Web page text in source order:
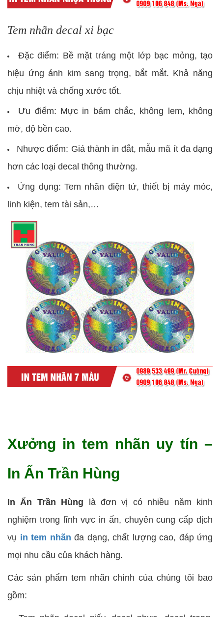
Tem nhãn decal xi bạc
Đặc điểm: Bề mặt tráng một lớp bạc mỏng, tạo
hiệu ứng ánh kim sang trọng, bắt mắt. Khả năng
chịu nhiệt và chống xước tốt.
Ưu điểm: Mực in bám chắc, không lem, không
mờ, độ bền cao.
Nhược điểm: Giá thành in đắt, mẫu mã ít đa dạng
hơn các loại decal thông thường.
Ứng dụng: Tem nhãn điện tử, thiết bị máy móc,
linh kiện, tem tài sản,…
Xưởng in tem nhãn uy tín –
In Ấn Trần Hùng
In Ấn Trần Hùng là đơn vị có nhiều năm kinh
nghiệm trong lĩnh vực in ấn, chuyên cung cấp dịch
vụ in tem nhãn đa dạng, chất lượng cao, đáp ứng
mọi nhu cầu của khách hàng.
Các sản phẩm tem nhãn chính của chúng tôi bao
gồm: